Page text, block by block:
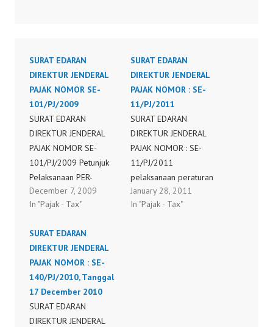
SURAT EDARAN
DIREKTUR JENDERAL
PAJAK NOMOR SE-
101/PJ/2009
SURAT EDARAN
DIREKTUR JENDERAL
PAJAK NOMOR SE-
101/PJ/2009 Petunjuk
Pelaksanaan PER-
58.PJ.2009
December 7, 2009
In "Pajak - Tax"
SURAT EDARAN
DIREKTUR JENDERAL
PAJAK NOMOR : SE-
11/PJ/2011
SURAT EDARAN
DIREKTUR JENDERAL
PAJAK NOMOR : SE-
11/PJ/2011
pelaksanaan peraturan
direktur jenderal pajak
nomor per-1/pj/2011
January 28, 2011
In "Pajak - Tax"
SURAT EDARAN
DIREKTUR JENDERAL
PAJAK NOMOR : SE-
140/PJ/2010, Tanggal
17 December 2010
SURAT EDARAN
DIREKTUR JENDERAL